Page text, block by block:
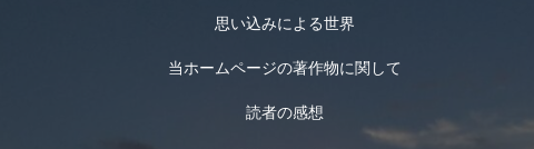
思い込みによる世界
当ホームページの著作物に関して
読者の感想